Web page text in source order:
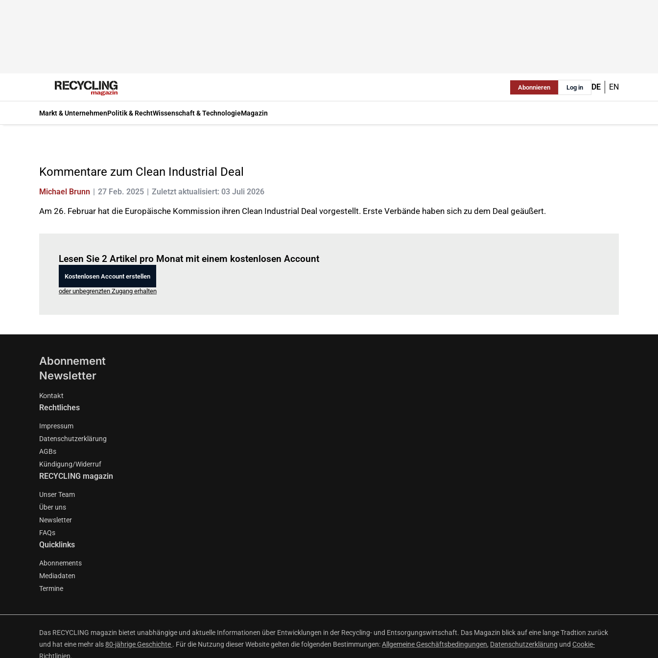
Abonnieren Log in DE EN
Markt & UnternehmenPolitik & RechtWissenschaft & TechnologieMagazin
Kommentare zum Clean Industrial Deal
Michael Brunn 27 Feb. 2025 Zuletzt aktualisiert: 03 Juli 2026
Am 26. Februar hat die Europäische Kommission ihren Clean Industrial Deal vorgestellt. Erste Verbände haben sich zu dem Deal geäußert.
Lesen Sie 2 Artikel pro Monat mit einem kostenlosen Account
Kostenlosen Account erstellen
oder unbegrenzten Zugang erhalten
Abonnement
Newsletter
Kontakt
Rechtliches
Impressum
Datenschutzerklärung
AGBs
Kündigung/Widerruf
RECYCLING magazin
Unser Team
Über uns
Newsletter
FAQs
Quicklinks
Abonnements
Mediadaten
Termine
Das RECYCLING magazin bietet unabhängige und aktuelle Informationen über Entwicklungen in der Recycling- und Entsorgungswirtschaft. Das Magazin blick auf eine lange Tradtion zurück
und hat eine mehr als80-jährige Geschichte . Für die Nutzung dieser Website gelten die folgenden Bestimmungen:Allgemeine Geschäftsbedingungen, Datenschutzerklärung und Cookie-
Richtlinien.